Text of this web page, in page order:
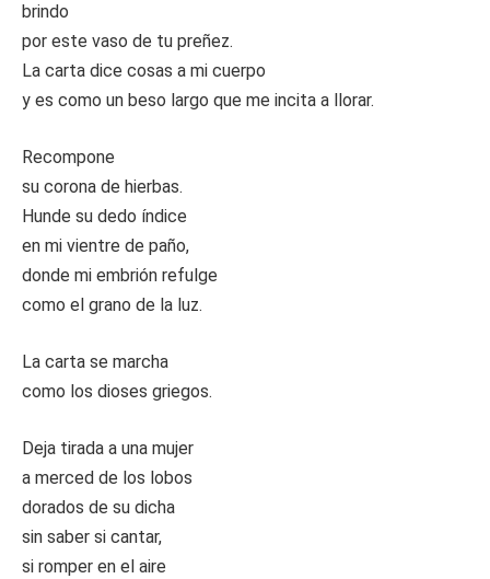
brindo
por este vaso de tu preñez.
La carta dice cosas a mi cuerpo
y es como un beso largo que me incita a llorar.
Recompone
su corona de hierbas.
Hunde su dedo índice
en mi vientre de paño,
donde mi embrión refulge
como el grano de la luz.
La carta se marcha
como los dioses griegos.
Deja tirada a una mujer
a merced de los lobos
dorados de su dicha
sin saber si cantar,
si romper en el aire